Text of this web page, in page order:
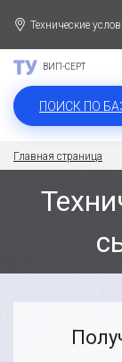
Технические
ВИП-СЕРТ
ПОИСК ПО
Главная страница